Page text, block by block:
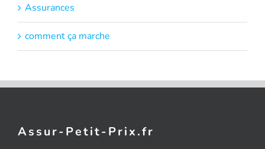
Assurances
comment ça marche
Assur-Petit-Prix.fr